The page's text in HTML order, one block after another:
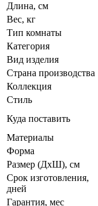
Длина, см
Вес, кг
Тип комнаты
Категория
Вид изделия
Страна производства
Коллекция
Стиль
Куда поставить
Материалы
Форма
Размер (ДхШ), см
Срок изготовления,
дней
Гарантия, мес